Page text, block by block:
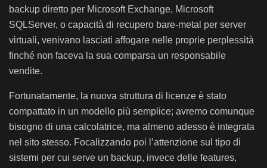
backup diretto per Microsoft Exchange, Microsoft
SQLServer, o capacità di recupero bare-metal per server
virtuali, venivano lasciati affogare nelle proprie perplessità
finché non faceva la sua comparsa un responsabile
vendite.
Fortunatamente, la nuova struttura di licenze è stato
compattato in un modello più semplice; avremo comunque
bisogno di una calcolatrice, ma almeno adesso è integrata
nel sito stesso. Focalizzando poi l’attenzione sul tipo di
sistemi per cui serve un backup, invece delle features,